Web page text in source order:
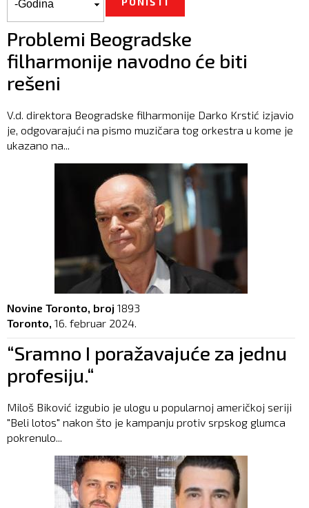
Problemi Beogradske
filharmonije navodno će biti
rešeni
V.d. direktora Beogradske filharmonije Darko Krstić izjavio
je, odgovarajući na pismo muzičara tog orkestra u kome je
ukazano na...
Novine Toronto, broj 1893
Toronto, 16. februar 2024.
“Sramno I poražavajuće za jednu
profesiju.“
Miloš Biković izgubio je ulogu u popularnoj američkoj seriji
"Beli lotos" nakon što je kampanju protiv srpskog glumca
pokrenulo...